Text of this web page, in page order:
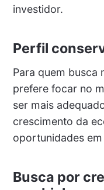
investidor.
Perfil
Para quem busca
prefere focar no
ser mais
crescimento da
oportunidades
Busca por